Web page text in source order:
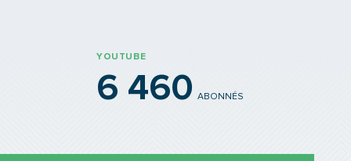
YOUTUBE
6 460 ABONNÉS